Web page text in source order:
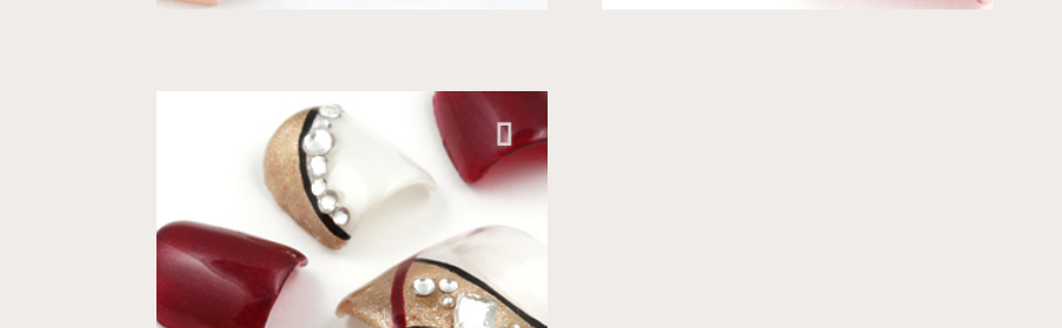
アトレ品川店 クール
アクセントのあるラインで...
PRICE ¥19,090